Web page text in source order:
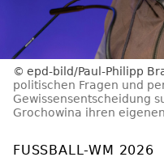
epd-bild/Paul-Philipp
politischen Fragen und
Gewissensentscheidung
Grochowina ihren
FUSSBALL-WM 2026